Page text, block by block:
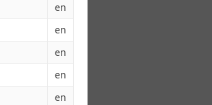
en
en
en
en
en